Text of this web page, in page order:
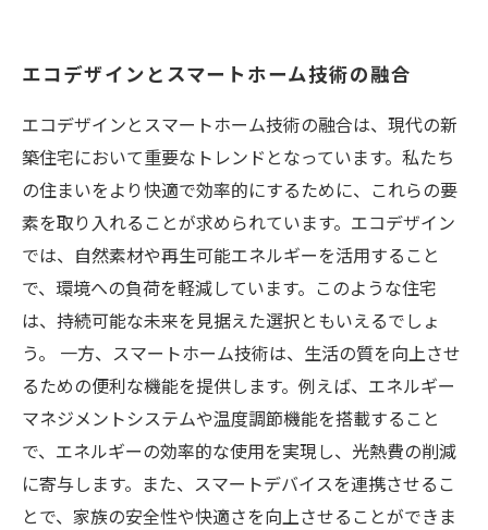
エコデザインとスマートホーム技術の融合
エコデザインとスマートホーム技術の融合は、現代の新
築住宅において重要なトレンドとなっています。私たち
の住まいをより快適で効率的にするために、これらの要
素を取り入れることが求められています。エコデザイン
では、自然素材や再生可能エネルギーを活用すること
で、環境への負荷を軽減しています。このような住宅
は、持続可能な未来を見据えた選択ともいえるでしょ
う。 一方、スマートホーム技術は、生活の質を向上させ
るための便利な機能を提供します。例えば、エネルギー
マネジメントシステムや温度調節機能を搭載すること
で、エネルギーの効率的な使用を実現し、光熱費の削減
に寄与します。また、スマートデバイスを連携させるこ
とで、家族の安全性や快適さを向上させることができま